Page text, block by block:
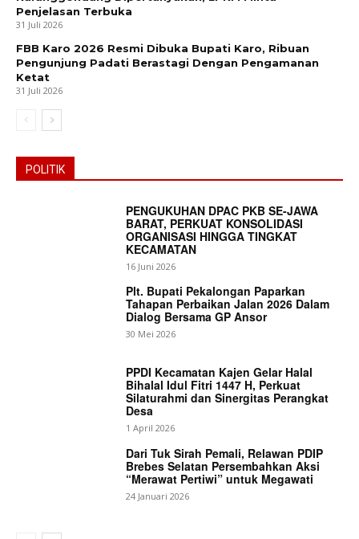
Penjelasan Terbuka
31 Juli 2026
FBB Karo 2026 Resmi Dibuka Bupati Karo, Ribuan
Pengunjung Padati Berastagi Dengan Pengamanan
Ketat
31 Juli 2026
POLITIK
PENGUKUHAN DPAC PKB SE-JAWA
BARAT, PERKUAT KONSOLIDASI
ORGANISASI HINGGA TINGKAT
KECAMATAN
16 Juni 2026
Plt. Bupati Pekalongan Paparkan
Tahapan Perbaikan Jalan 2026 Dalam
Dialog Bersama GP Ansor
30 Mei 2026
PPDI Kecamatan Kajen Gelar Halal
Bihalal Idul Fitri 1447 H, Perkuat
Silaturahmi dan Sinergitas Perangkat
Desa
1 April 2026
Dari Tuk Sirah Pemali, Relawan PDIP
Brebes Selatan Persembahkan Aksi
“Merawat Pertiwi” untuk Megawati
24 Januari 2026